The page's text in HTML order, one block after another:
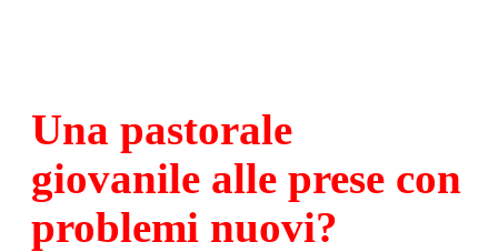
Una pastorale
giovanile alle prese con
problemi nuovi?